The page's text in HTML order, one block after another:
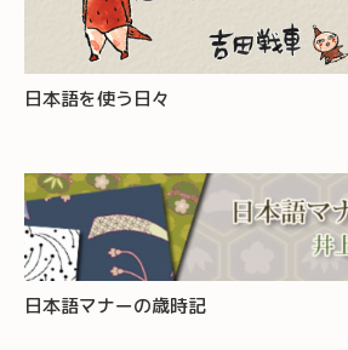
日本語を使う日々
日本語マナーの歳時記